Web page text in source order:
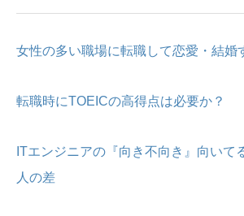
女性の多い職場に転職して恋愛・結婚
転職時にTOEICの高得点は必要か？
ITエンジニアの『向き不向き』向いて
人の差